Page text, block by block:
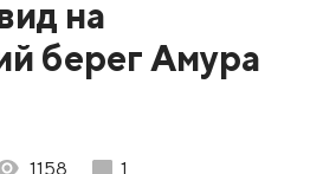
на
берег Амура
1158 1